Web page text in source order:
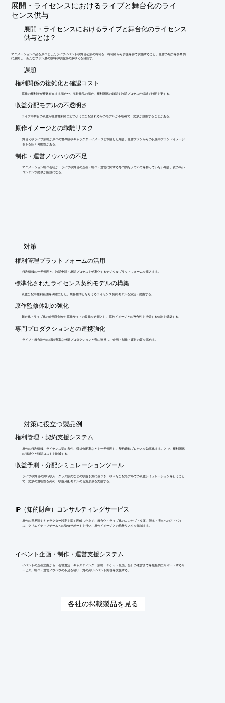
展開・ライセンスにおけるライブと舞台化のライ
センス供与
展開・ライセンスにおけるライブと舞台化のライセンス
供与とは？
アニメーション作品を原作としたライブイベントや舞台公演の権利を、権利者から許諾を得て実施すること。原作の魅力を多角的
に展開し、新たなファン層の獲得や収益源の多様化を目指す。
​課題
権利関係の複雑化と確認コスト
原作の権利者が複数存在する場合や、海外作品の場合、権利関係の確認や許諾プロセスが煩雑で時間を要する。
収益分配モデルの不透明さ
ライブや舞台の収益が原作権利者にどのように分配されるかのモデルが不明確で、交渉が難航することがある。
原作イメージとの乖離リスク
舞台化やライブ演出が原作の世界観やキャラクターイメージと乖離した場合、原作ファンからの反発やブランドイメージ
低下を招く可能性がある。
制作・運営ノウハウの不足
アニメーション制作会社が、ライブや舞台の企画・制作・運営に関する専門的なノウハウを持っていない場合、質の高い
コンテンツ提供が困難になる。
​対策
権利管理プラットフォームの活用
権利情報の一元管理と、許諾申請・承認プロセスを効率化するデジタルプラットフォームを導入する。
標準化されたライセンス契約モデルの構築
収益分配や権利範囲を明確にした、業界標準となりうるライセンス契約モデルを策定・提案する。
原作監修体制の強化
舞台化・ライブ化の企画段階から原作サイドの監修を必須とし、原作イメージとの整合性を担保する体制を構築する。
専門プロダクションとの連携強化
ライブ・舞台制作の経験豊富な外部プロダクションと密に連携し、企画・制作・運営の質を高める。
​対策に役立つ製品例
権利管理・契約支援システム
原作の権利情報、ライセンス契約条件、収益分配率などを一元管理し、契約締結プロセスを効率化することで、権利関係
の複雑化と確認コストを削減する。
収益予測・分配シミュレーションツール
ライブや舞台の興行収入、グッズ販売などの収益予測に基づき、様々な分配モデルでの収益シミュレーションを行うこと
で、交渉の透明性を高め、収益分配モデルの合意形成を支援する。
IP（知的財産）コンサルティングサービス
原作の世界観やキャラクター設定を深く理解した上で、舞台化・ライブ化のコンセプト立案、脚本・演出へのアドバイ
ス、クリエイティブチームへの監修サポートを行い、原作イメージとの乖離リスクを低減する。
イベント企画・制作・運営支援システム
イベントの企画立案から、会場選定、キャスティング、演出、チケット販売、当日の運営までを包括的にサポートするサ
ービス。制作・運営ノウハウの不足を補い、質の高いイベント実現を支援する。
各社の掲載製品を見る